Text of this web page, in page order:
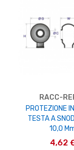
RACC-
PROTEZIONE
TESTA A
10,0
4,62